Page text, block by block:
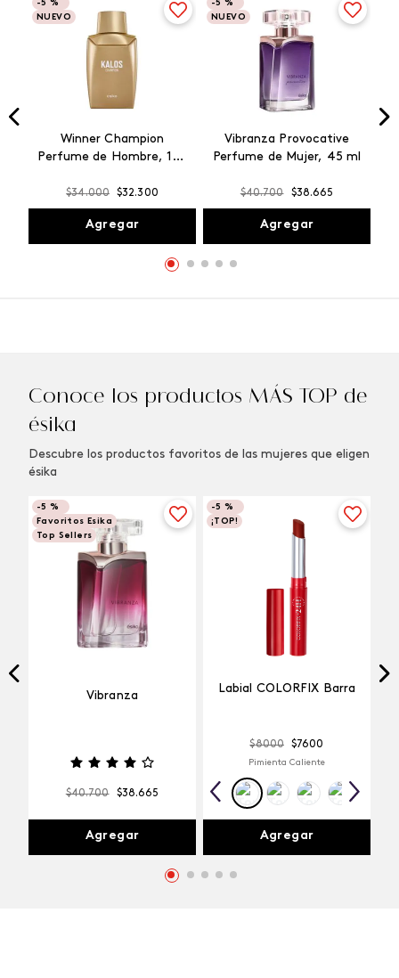
-5 %
NUEVO
Winner Champion
Perfume de Hombre, 100
$34.000 $32.300
Agregar
-5 %
NUEVO
Vibranza Provocative
Perfume de Mujer, 45 ml
$40.700 $38.665
Agregar
Conoce los productos MÁS TOP de
ésika
Descubre los productos favoritos de las mujeres que eligen
ésika
-5 %
Favoritos Esika
Top Sellers
Vibranza
$40.700 $38.665
Agregar
-5 %
¡TOP!
Labial COLORFIX Barra
$8000 $7600
Pimienta Caliente
Agregar